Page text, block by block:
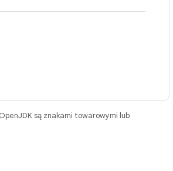
są znakami towarowymi lub